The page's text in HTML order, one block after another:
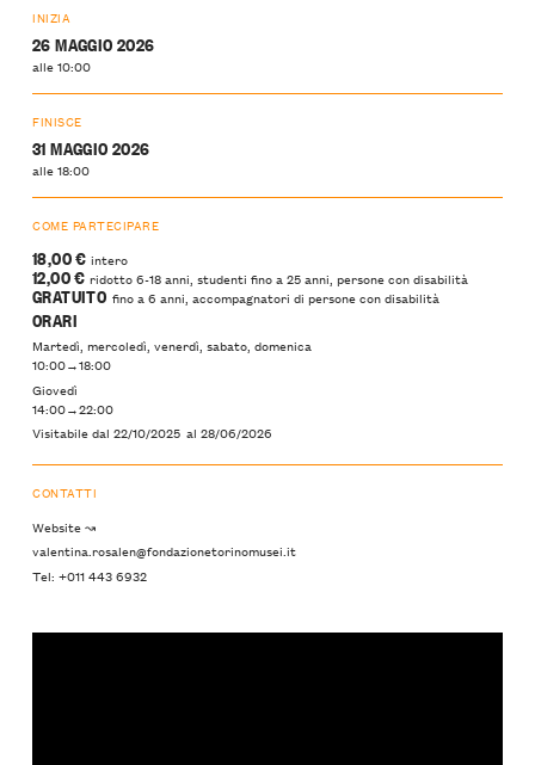
INIZIA
26 MAGGIO 2026
alle 10:00
FINISCE
31 MAGGIO 2026
alle 18:00
COME PARTECIPARE
18,00 €intero
12,00 €ridotto 6-18 anni, studenti fino a 25 anni, persone con disabilità
GRATUITO fino a 6 anni, accompagnatori di persone con disabilità
ORARI
Martedì, mercoledì, venerdì, sabato, domenica
10:00→18:00
Giovedì
14:00→22:00
Visitabile dal 22/10/2025 al 28/06/2026
CONTATTI
Website ↝
valentina.rosalen@fondazionetorinomusei.it
Tel: +011 443 6932